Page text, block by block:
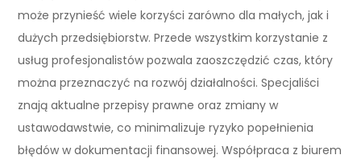
może przynieść wiele korzyści zarówno dla małych, jak i
dużych przedsiębiorstw. Przede wszystkim korzystanie z
usług profesjonalistów pozwala zaoszczędzić czas, który
można przeznaczyć na rozwój działalności. Specjaliści
znają aktualne przepisy prawne oraz zmiany w
ustawodawstwie, co minimalizuje ryzyko popełnienia
błędów w dokumentacji finansowej. Współpraca z biurem